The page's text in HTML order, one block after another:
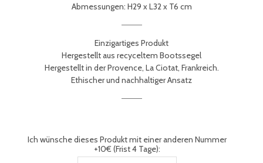
Abmessungen: H29 x L32 x T6 cm
Einzigartiges Produkt
Hergestellt aus recyceltem Bootssegel
Hergestellt in der Provence, La Ciotat, Frankreich.
Ethischer und nachhaltiger Ansatz
Ich wünsche dieses Produkt mit einer anderen Nummer
+10€ (Frist 4 Tage):